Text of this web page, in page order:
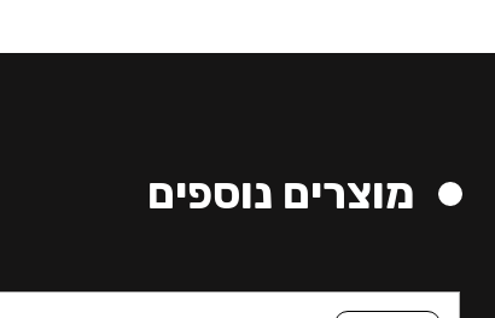
מוצרים נוספים